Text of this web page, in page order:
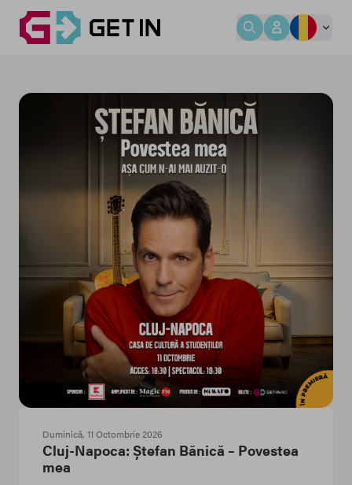
Duminică, 11 Octombrie 2026
Cluj-Napoca: Ștefan Bănică – Povestea
mea